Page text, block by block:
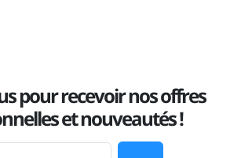
pour recevoir nos offres
et nouveautés !